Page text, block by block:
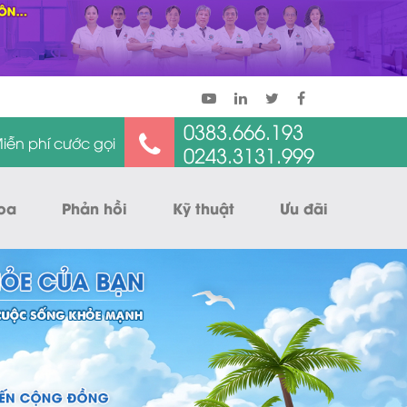
phí cước gọi
0383.666.193
0243.3131.999
Phản hồi Kỹ thuật Ưu đãi